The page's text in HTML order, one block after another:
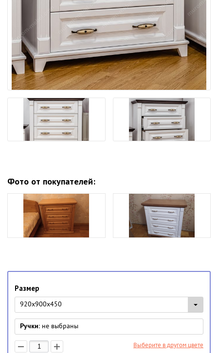
Фото от покупателей:
Размер
920x900x450
Ручки: не выбраны
Выберите в другом цвете